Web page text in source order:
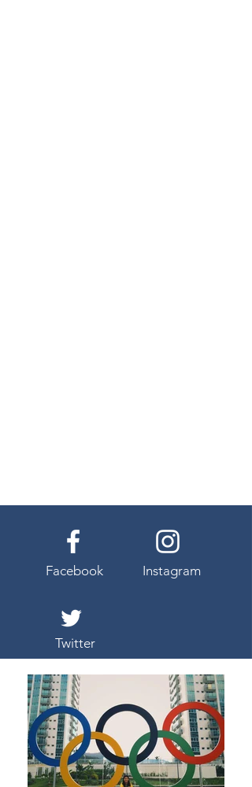
Facebook
Twitter
Instagram